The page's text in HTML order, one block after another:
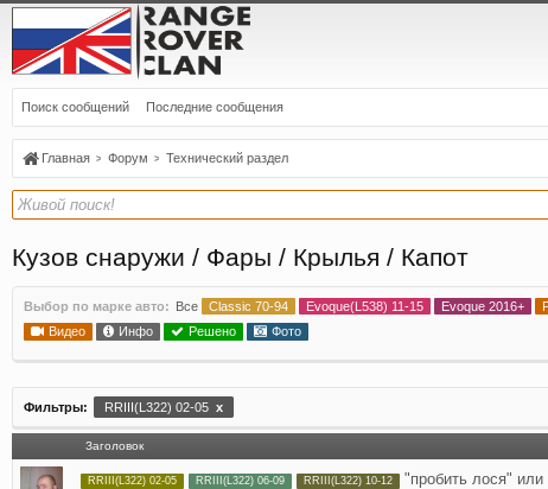
Поиск сообщений Последние сообщения
Главная Форум Технический раздел
Кузов снаружи / Фары / Крылья / Капот
Выбор по марке авто: Все Classic 70-94 Evoque(L538) 11-15 Evoque 2016+
Видео
Инфо Решено Фото
Фильтры: RRIII(L322) 02-05 x
Заголовок
RRIII(L322) 02-05 RRIII(L322) 06-09 RRIII(L322) 10-12 "пробить лося" или